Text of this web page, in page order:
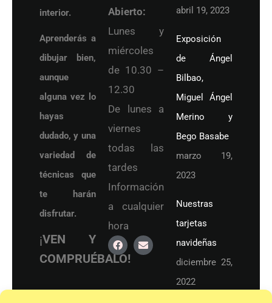
interior.
Aprenderás a
dibujar bien,
aunque
alguna vez lo
hayas
dudado, y una
variedad de
técnicas que
te harán
disfrutar.
¡VEN Y
COMPRUÉBALO!
Abierto:
Lunes y
miércoles
de 10.30 –
12.30
De lunes a
viernes
todas las
tardes
Información
a cualquier
hora
abril 19, 2023
Exposición
de Ángel
Bilbao,
Miguel Ángel
Merino y
Bego Basabe
marzo 19,
2023
Nuestras
tarjetas
navideñas
diciembre 25,
2022